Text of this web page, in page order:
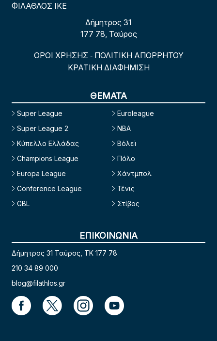
ΦΙΛΑΘΛΟΣ ΙΚΕ
Δήμητρος 31
177 78, Ταύρος
ΟΡΟΙ ΧΡΗΣΗΣ - ΠΟΛΙΤΙΚΗ ΑΠΟΡΡΗΤΟΥ
ΚΡΑΤΙΚΗ ΔΙΑΦΗΜΙΣΗ
ΘΕΜΑΤΑ
Super League
Super League 2
Κύπελλο Ελλάδας
Champions League
Europa League
Conference League
GBL
Euroleague
NBA
Βόλεϊ
Πόλο
Χάντμπολ
Τένις
Στίβος
ΕΠΙΚΟΙΝΩΝΙΑ
Δήμητρος 31 Ταύρος, TK 177 78
210 34 89 000
blog@filathlos.gr